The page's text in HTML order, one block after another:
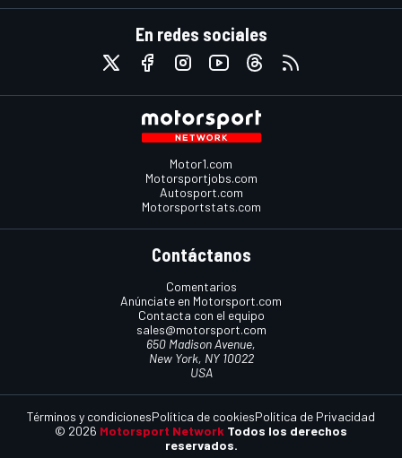
En redes sociales
Motor1.com
Motorsportjobs.com
Autosport.com
Motorsportstats.com
Contáctanos
Comentarios
Anúnciate en Motorsport.com
Contacta con el equipo
sales@motorsport.com
650 Madison Avenue,
New York, NY 10022
USA
© 2026 Motorsport Network Todos los derechos
reservados.
Términos y condicionesPolítica de cookiesPolítica de Privacidad